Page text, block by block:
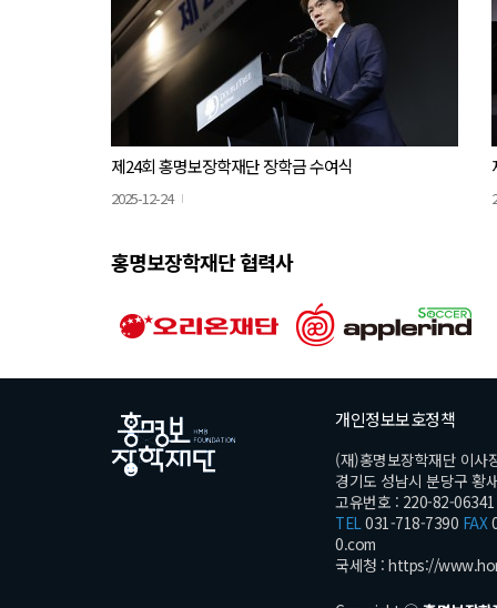
제24회 홍명보장학재단 장학금 수여식
2025-12-24
홍명보장학재단 협력사
개인정보보호정책
(재)홍명보장학재단 이사
경기도 성남시 분당구 황
고유번호 : 220-82-06341
TEL031-718-7390 FAX
0.com
국세청 : https://